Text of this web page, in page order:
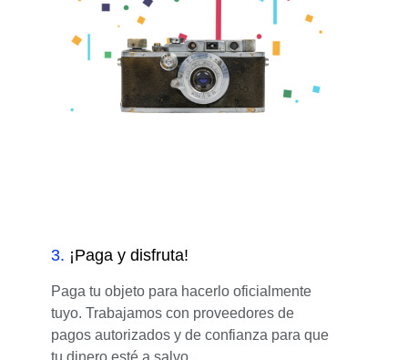
3. ¡Paga y disfruta!
Paga tu objeto para hacerlo oficialmente
tuyo. Trabajamos con proveedores de
pagos autorizados y de confianza para que
tu dinero esté a salvo.